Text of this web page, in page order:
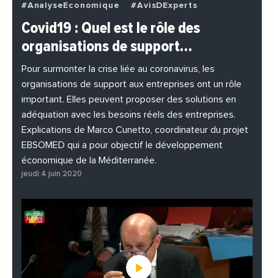
#AnalyseEconomique
#AvisDExperts
#BuzzNews
#Decideurs
#EchangesMediterraneens
#EnDirectDe
#Entreprises
#Institutions
#PhotosEtVideos
Covid19 : Quel est le rôle des
organisations de support…
Pour surmonter la crise liée au coronavirus, les
organisations de support aux entreprises ont un rôle
important. Elles peuvent proposer des solutions en
adéquation avec les besoins réels des entreprises.
Explications de Marco Cunetto, coordinateur du projet
EBSOMED qui a pour objectif le développement
économique de la Méditerranée.
jeudi 4 juin 2020